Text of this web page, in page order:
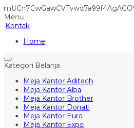
Menu
Kontak
Home
Kategori Belanja
Meja Kantor Aditech
Meja Kantor Alba
Meja Kantor Brother
Meja Kantor Donati
Meja Kantor Euro
Meja Kantor Expo